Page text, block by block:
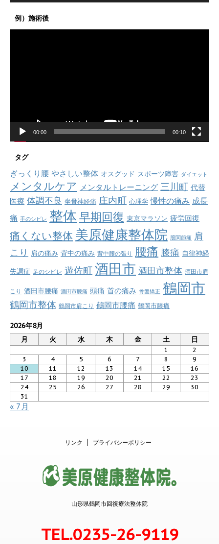
例）施術後
00:00 00:10
タグ
ぎっくり腰 やさしい整体 オスグッド スポーツ障害 ダイエット
メンタルケア メンタルトレーニング 三川町 代替
医療 体調不良 坐骨神経痛 庄内町 心理学 慢性の痛み 成長
痛 手のシビレ 整体 早期回復 東京マラソン 疲労回復
痛くない整体 美原健康整体院 股関節痛 肩
こり 肩の痛み 背中の痛み 背中腰の張り 腰痛 膝痛 自律神経
失調症 足のシビレ 遊佐町 酒田市 酒田市整体 酒田市肩
こり 酒田市腰痛 酒田市膝痛 頭痛 首の痛み 骨盤矯正 鶴岡市
鶴岡市整体 鶴岡市肩こり 鶴岡市腰痛 鶴岡市膝痛
2026年8月
月
火 水 木 金 土 日
1
2
3
4 5 6 7 8
9
10
11 12 13 14 15
16
17
18 19 20 21 22
23
24
25 26 27 28 29
30
31
« 7月
リンク プライバシーポリシー
山形県鶴岡市回復療法整体院
TEL.0235-26-9119